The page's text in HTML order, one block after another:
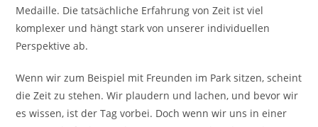
Medaille. Die tatsächliche Erfahrung von Zeit ist viel
komplexer und hängt stark von unserer individuellen
Perspektive ab.
Wenn wir zum Beispiel mit Freunden im Park sitzen, scheint
die Zeit zu stehen. Wir plaudern und lachen, und bevor wir
es wissen, ist der Tag vorbei. Doch wenn wir uns in einer